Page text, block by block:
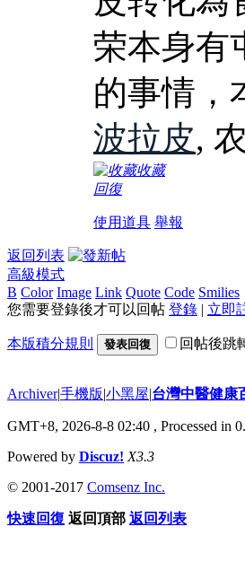
荣本身有
的事情，
波拉皮,
收藏
回復
使用道具 舉報
返回列表
高級模式
B Color Image Link Quote Code Smilies
您需要登錄後才可以回帖 登錄 | 立即
本版積分規則 發表回復 回帖後跳
Archiver|手機版|小黑屋|台灣中醫健康
GMT+8, 2026-8-8 02:40 , Processed in
Powered by Discuz! X3.3
© 2001-2017 Comsenz Inc.
快速回復 返回頂部 返回列表